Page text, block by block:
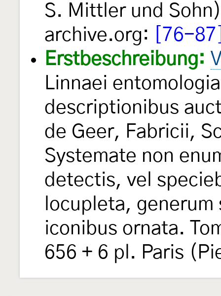
S. Mittler und
archive.org:
[76-
Erstbeschreibung:
Linnaei
descriptionibus
de Geer, Fabricii,
Systemate non
detectis, vel
locupleta,
iconibus ornata.
656 + 6 pl. Paris